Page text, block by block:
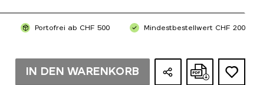
Portofrei ab CHF 500 Mindestbestellwert CHF 200
IN DEN WARENKORB